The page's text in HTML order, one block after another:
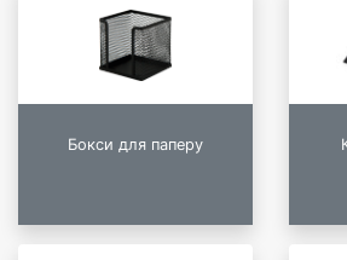
Бокси для паперу